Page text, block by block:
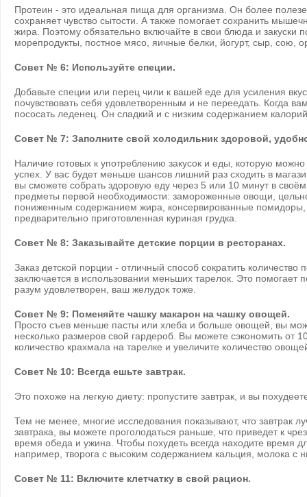
Протеин - это идеальная пища для организма. Он более
сохраняет чувство сытости. А также помогает сохранить
жира. Поэтому обязательно включайте в свои блюда и закуски
морепродукты, постное мясо, яичные белки, йогурт, сыр, сою,
Совет № 6: Используйте специи.
Добавьте специи или перец чили к вашей еде для усиления
почувствовать себя удовлетворенным и не переедать. Когда
пососать леденец. Он сладкий и с низким содержанием
Совет № 7: Заполните свой холодильник здоровой,
Наличие готовых к употреблению закусок и еды, которую
успех. У вас будет меньше шансов лишний раз сходить в
вы сможете собрать здоровую еду через 5 или 10 минут в
предметы первой необходимости: замороженные овощи,
пониженным содержанием жира, консервированные
предварительно приготовленная куриная грудка.
Совет № 8: Заказывайте детские порции в ресторанах.
Заказ детской порции - отличный способ сократить
заключается в использовании меньших тарелок. Это
разум удовлетворен, ваш желудок тоже.
Совет № 9: Поменяйте чашку макарон на чашку овощей.
Просто съев меньше пасты или хлеба и больше овощей, вы
несколько размеров свой гардероб. Вы можете сэкономить от
количество крахмала на тарелке и увеличите количество
Совет № 10: Всегда ешьте завтрак.
Это похоже на легкую диету: пропустите завтрак, и вы
Тем не менее, многие исследования показывают, что завтрак
завтрака, вы можете проголодаться раньше, что приведет к
время обеда и ужина. Чтобы похудеть всегда находите время
например, творога с высоким содержанием кальция, молока с
Совет № 11: Включите клетчатку в свой рацион.